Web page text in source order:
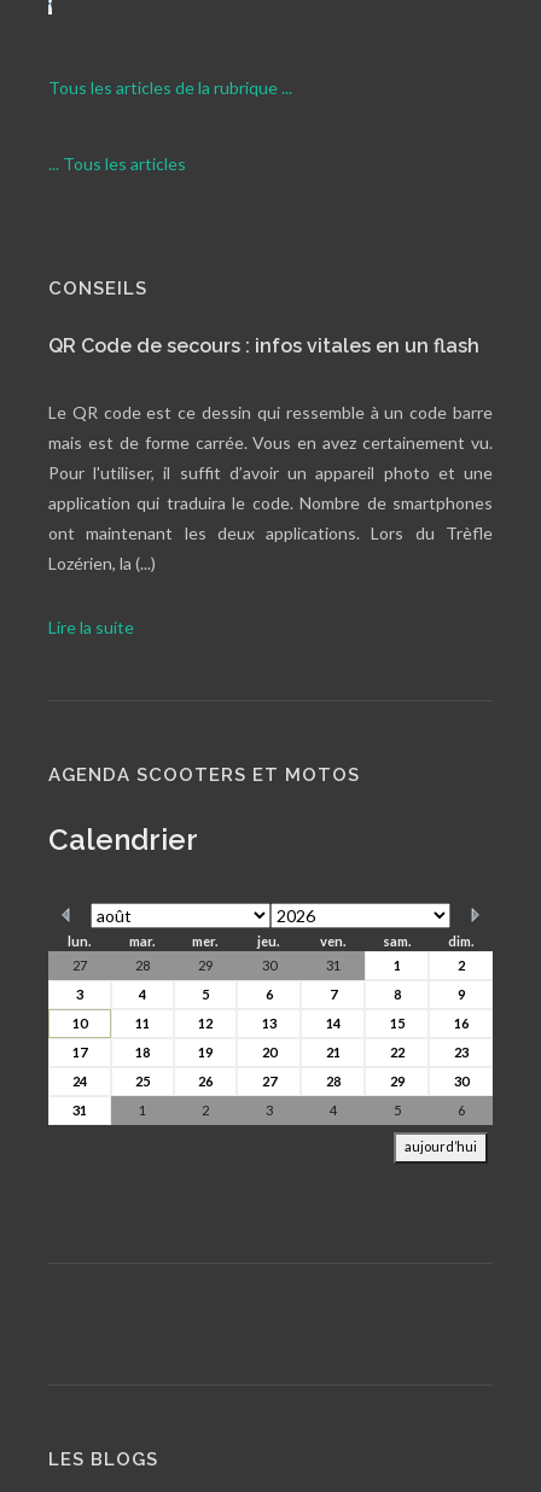
Tous les articles de la rubrique ...
... Tous les articles
CONSEILS
QR Code de secours : infos vitales en un flash
Le QR code est ce dessin qui ressemble à un code barre
mais est de forme carrée. Vous en avez certainement vu.
Pour l'utiliser, il suffit d’avoir un appareil photo et une
application qui traduira le code. Nombre de smartphones
ont maintenant les deux applications. Lors du Trèfle
Lozérien, la (...)
Lire la suite
AGENDA SCOOTERS ET MOTOS
Calendrier
lun. mar. mer. jeu. ven. sam.
dim.
27
28 29 30 31 1
2
3
4 5 6 7 8
9
10
11 12 13 14 15
16
17
18 19 20 21 22
23
24
25 26 27 28 29
30
31
1 2 3 4 5 6
aujourd’hui
LES BLOGS